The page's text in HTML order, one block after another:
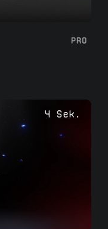
PRO
4 Sek.